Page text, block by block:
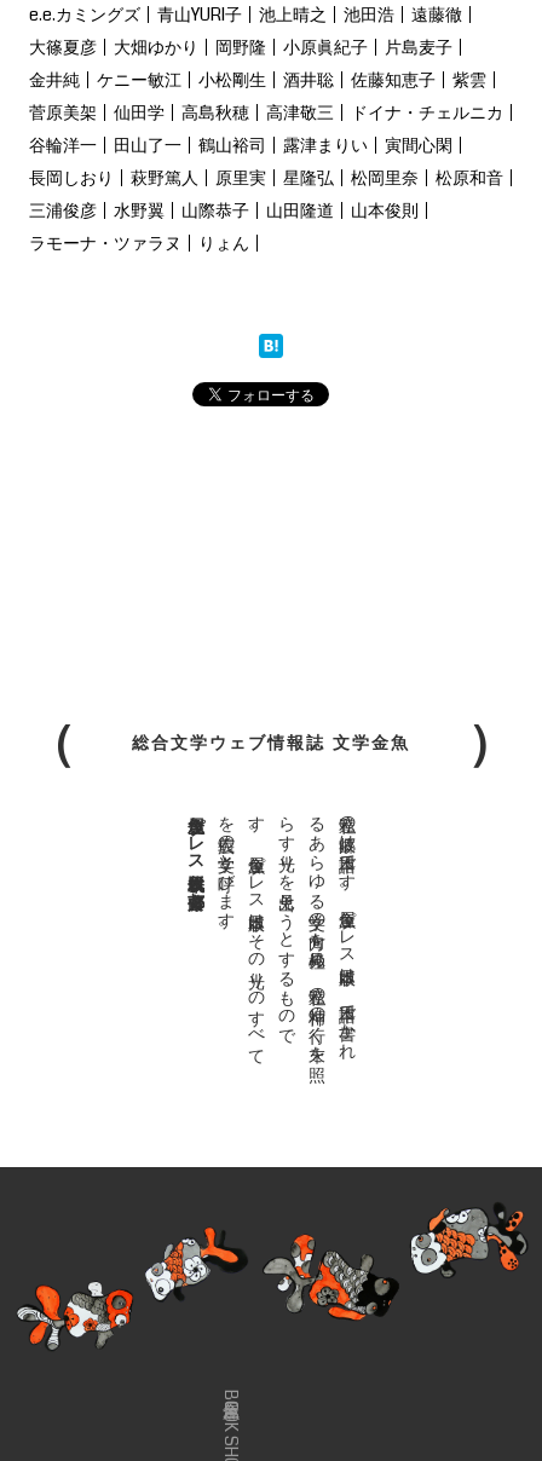
e.e.カミングズ 青山YURI子 池上晴之 池田浩
遠藤徹
大篠夏彦
大畑ゆかり 岡野隆 小原眞紀子
片島麦子
金井純
ケニー敏江 小松剛生 酒井聡 佐藤知恵子
紫雲
菅原美架
仙田学 高島秋穂 高津敬三
ドイナ・チェルニカ
谷輪洋一
田山了一 鶴山裕司 露津まりい
寅間心閑
長岡しおり
萩野篤人 原里実 星隆弘 松岡里奈
松原和音
三浦俊彦
水野翼 山際恭子 山田隆道
山本俊則
ラモーナ・ツァラヌ
りょん
総合文学ウェブ情報誌 文学金魚
私達の
故郷は
日本語で
す
。
金魚屋プ
レ
ス
日本版は
、
日本語で
書か
れ
る
あ
ら
ゆ
る
文学の
方向を
見極め
、
私達の
精神の
行く
末を
照
ら
す
光り
を
見出そ
う
と
す
る
も
の
で
す
。
金魚屋プ
レ
ス
日本版は
そ
の
光り
の
す
べ
て
を
広義の
文学と
呼び
ま
す
。
金魚屋プレス日本版代表 齋藤都
金魚屋BOOK SHOP